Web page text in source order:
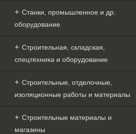
Станки, промышленное и др.
оборудование
Строительная, складская,
спецтехника и оборудование
Строительные, отделочные,
изоляционные работы и материалы
Строительные материалы и
магазины